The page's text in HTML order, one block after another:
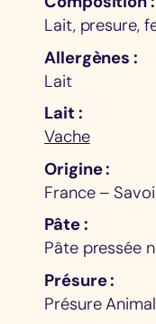
Lait, presure,
Allergènes
Lait
Lait
Vache
Origine
France –
Pâte
Pâte pressée
Présure
Présure